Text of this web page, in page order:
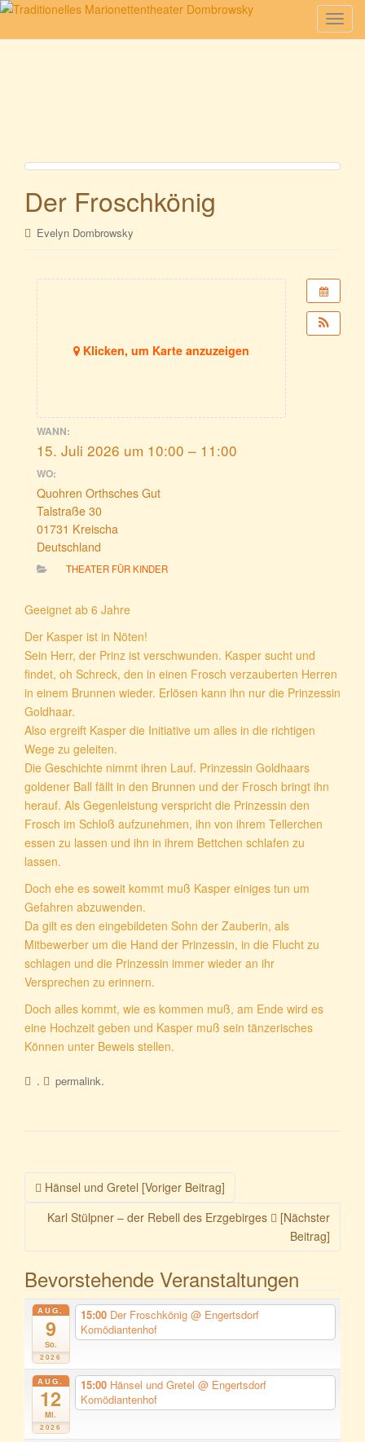
S
c
a
i
o
Der Froschkönig
Evelyn Dombrowsky
Klicken, um Karte anzuzeigen
WANN:
15. Juli 2026 um 10:00 – 11:00
WO:
Quohren Orthsches Gut
Talstraße 30
01731 Kreischa
Deutschland
THEATER FÜR KINDER
Geeignet ab 6 Jahre
Der Kasper ist in Nöten!
Sein Herr, der Prinz ist verschwunden. Kasper sucht und
findet, oh Schreck, den in einen Frosch verzauberten Herren
in einem Brunnen wieder. Erlösen kann ihn nur die Prinzessin
Goldhaar.
Also ergreift Kasper die Initiative um alles in die richtigen
Wege zu geleiten.
Die Geschichte nimmt ihren Lauf. Prinzessin Goldhaars
goldener Ball fällt in den Brunnen und der Frosch bringt ihn
herauf. Als Gegenleistung verspricht die Prinzessin den
Frosch im Schloß aufzunehmen, ihn von ihrem Tellerchen
essen zu lassen und ihn in ihrem Bettchen schlafen zu
lassen.
Doch ehe es soweit kommt muß Kasper einiges tun um
Gefahren abzuwenden.
Da gilt es den eingebildeten Sohn der Zauberin, als
Mitbewerber um die Hand der Prinzessin, in die Flucht zu
schlagen und die Prinzessin immer wieder an ihr
Versprechen zu erinnern.
Doch alles kommt, wie es kommen muß, am Ende wird es
eine Hochzeit geben und Kasper muß sein tänzerisches
Können unter Beweis stellen.
. permalink.
Beitragsnavigation
Hänsel und Gretel [Voriger Beitrag]
Karl Stülpner – der Rebell des Erzgebirges
[Nächster
Beitrag]
Bevorstehende Veranstaltungen
AUG.
9
So.
2026
15:00 Der Froschkönig @ Engertsdorf
Komödiantenhof
AUG.
12
Mi.
2026
15:00 Hänsel und Gretel @ Engertsdorf
Komödiantenhof